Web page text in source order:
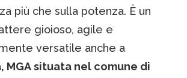
più che sulla potenza. È un
gioioso, agile e
versatile anche a
MGA situata nel comune di